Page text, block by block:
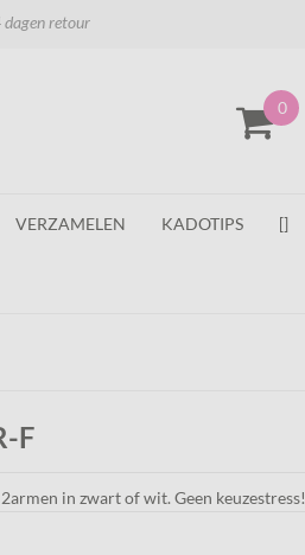
retour
0
VERZAMELEN KADOTIPS []
F
in zwart of wit. Geen keuzestress!